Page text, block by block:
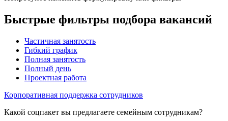
Быстрые фильтры подбора вакансий
Частичная занятость
Гибкий график
Полная занятость
Полный день
Проектная работа
Корпоративная поддержка сотрудников
Какой соцпакет вы предлагаете семейным сотрудникам?